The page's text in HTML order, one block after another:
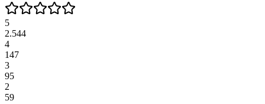
5
2.544
4
147
3
95
2
59